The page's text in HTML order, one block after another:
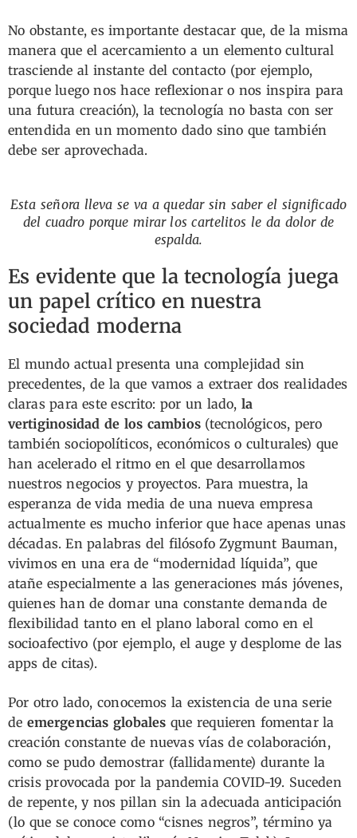
No obstante, es importante destacar que, de la misma
manera que el acercamiento a un elemento cultural
trasciende al instante del contacto (por ejemplo,
porque luego nos hace reflexionar o nos inspira para
una futura creación), la tecnología no basta con ser
entendida en un momento dado sino que también
debe ser aprovechada.
Esta señora lleva se va a quedar sin saber el significado
del cuadro porque mirar los cartelitos le da dolor de
espalda.
Es evidente que la tecnología juega
un papel crítico en nuestra
sociedad moderna
El mundo actual presenta una complejidad sin
precedentes, de la que vamos a extraer dos realidades
claras para este escrito: por un lado,la
vertiginosidad de los cambios(tecnológicos, pero
también sociopolíticos, económicos o culturales) que
han acelerado el ritmo en el que desarrollamos
nuestros negocios y proyectos. Para muestra, la
esperanza de vida media de una nueva empresa
actualmente es mucho inferior que hace apenas unas
décadas. En palabras del filósofo Zygmunt Bauman,
vivimos en una era de “modernidad líquida”, que
atañe especialmente a las generaciones más jóvenes,
quienes han de domar una constante demanda de
flexibilidad tanto en el plano laboral como en el
socioafectivo (por ejemplo, el auge y desplome de las
apps de citas).
Por otro lado, conocemos la existencia de una serie
de emergencias globales que requieren fomentar la
creación constante de nuevas vías de colaboración,
como se pudo demostrar (fallidamente) durante la
crisis provocada por la pandemia COVID-19. Suceden
de repente, y nos pillan sin la adecuada anticipación
(lo que se conoce como “cisnes negros”, término ya